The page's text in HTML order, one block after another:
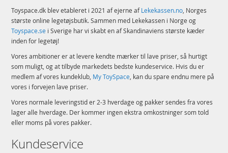
Toyspace.dk blev etableret i 2021 af ejerne afLekekassen.no, Norges
største online legetøjsbutik. Sammen med Lekekassen i Norge og
Toyspace.se i Sverige har vi skabt en af Skandinaviens største kæder
inden for legetøj!
Vores ambitioner er at levere kendte mærker til lave priser, så hurtigt
som muligt, og at tilbyde markedets bedste kundeservice. Hvis du er
medlem af vores kundeklub, My ToySpace, kan du spare endnu mere på
vores i forvejen lave priser.
Vores normale leveringstid er 2-3 hverdage og pakker sendes fra vores
lager alle hverdage. Der kommer ingen ekstra omkostninger som told
eller moms på vores pakker.
Kundeservice